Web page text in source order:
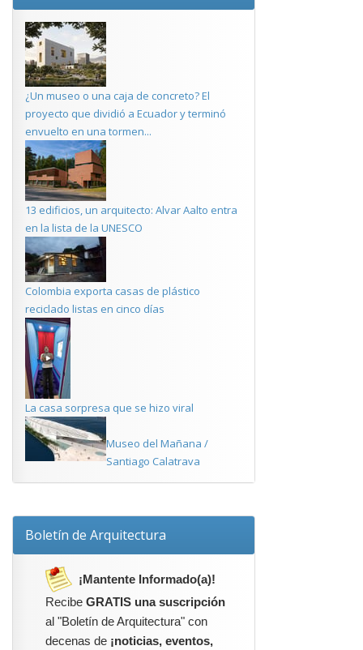
¿Un museo o una caja de concreto? El
proyecto que dividió a Ecuador y terminó
envuelto en una tormen...
13 edificios, un arquitecto: Alvar Aalto entra
en la lista de la UNESCO
Colombia exporta casas de plástico
reciclado listas en cinco días
La casa sorpresa que se hizo viral
Museo del Mañana /
Santiago Calatrava
Boletín de Arquitectura
¡Mantente Informado(a)!
Recibe GRATIS una suscripción
al "Boletín de Arquitectura" con
decenas de ¡noticias, eventos,